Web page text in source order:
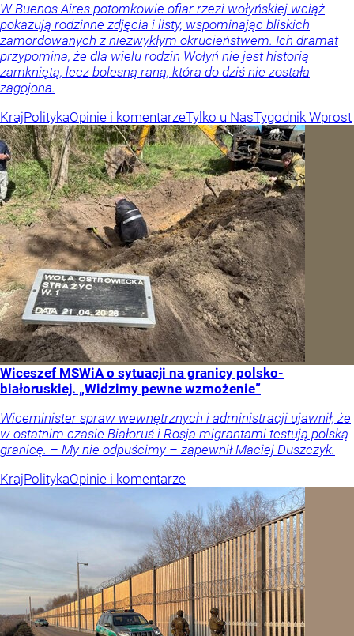
W Buenos Aires potomkowie ofiar rzezi wołyńskiej wciąż
pokazują rodzinne zdjęcia i listy, wspominając bliskich
zamordowanych z niezwykłym okrucieństwem. Ich dramat
przypomina, że dla wielu rodzin Wołyń nie jest historią
zamkniętą, lecz bolesną raną, która do dziś nie została
zagojona.
KrajPolitykaOpinie i komentarzeTylko u NasTygodnik Wprost
Wiceszef MSWiA o sytuacji na granicy polsko-
białoruskiej. „Widzimy pewne wzmożenie”
Wiceminister spraw wewnętrznych i administracji ujawnił, że
w ostatnim czasie Białoruś i Rosja migrantami testują polską
granicę. – My nie odpuścimy – zapewnił Maciej Duszczyk.
KrajPolitykaOpinie i komentarze